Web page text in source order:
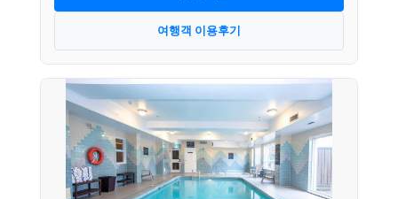
여행객 이용후기